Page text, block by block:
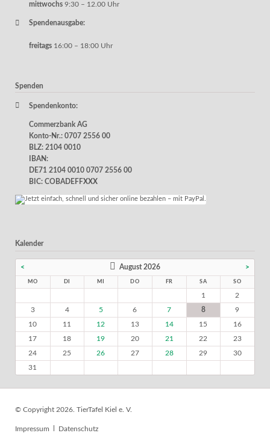
mittwochs 9:30 – 12.00 Uhr
Spendenausgabe:
freitags 16:00 – 18:00 Uhr
Spenden
Spendenkonto:
Commerzbank AG
Konto-Nr.: 0707 2556 00
BLZ: 2104 0010
IBAN:
DE71 2104 0010 0707 2556 00
BIC: COBADEFFXXX
Kalender
< August 2026 >
MO DI MI DO FR SA SO
1
2
3
4 5 6 7 8
9
10
11 12 13 14 15
16
17
18 19 20 21 22
23
24
25 26 27 28 29
30
31
© Copyright 2026. TierTafel Kiel e. V.
Navigation
Impressum Datenschutz